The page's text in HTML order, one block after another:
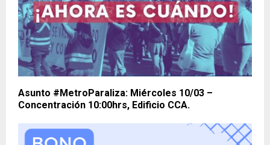
Asunto #MetroParaliza: Miércoles 10/03 –
Concentración 10:00hrs, Edificio CCA.